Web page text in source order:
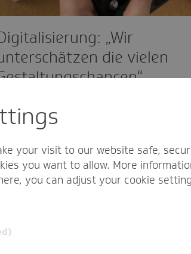
„Wir
die vielen
politisch
Deutschland hat ab 1. Juli 2020 die EU-
inne. Passend dazu
nun das von…
Redaktion
your visit to our website safe,
you want to allow. More
you can adjust your cookie